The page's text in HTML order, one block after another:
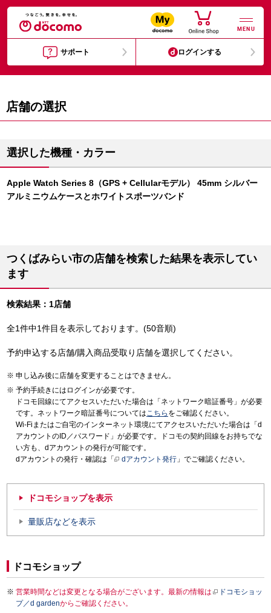
MENU
サポート ログインする
店舗の選択
選択した機種・カラー
Apple Watch Series 8（GPS + Cellularモデル） 45mm シルバー
アルミニウムケースとホワイトスポーツバンド
つくばみらい市の店舗を検索した結果を表示してい
ます
検索結果：1店舗
全1件中1件目を表示しております。(50音順)
予約申込する店舗/購入商品受取り店舗を選択してください。
申し込み後に店舗を変更することはできません。
予約手続きにはログインが必要です。
ドコモ回線にてアクセスいただいた場合は「ネットワーク暗証番号」が必要
です。ネットワーク暗証番号についてはこちら をご確認ください。
Wi-Fiまたはご自宅のインターネット環境にてアクセスいただいた場合は「d
アカウントのID／パスワード」が必要です。ドコモの契約回線をお持ちでな
い方も、dアカウントの発行が可能です。
dアカウントの発行・確認は「
dアカウント発行 」でご確認ください。
ドコモショップを表示
量販店などを表示
ドコモショップ
営業時間などは変更となる場合がございます。最新の情報は
ドコモショッ
プ／d gardenからご確認ください。